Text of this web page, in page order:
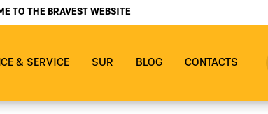
TO THE BRAVEST WEBSITE
& SERVICE SUR BLOG CONTACTS